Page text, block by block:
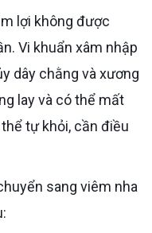
lợi không được
Vi khuẩn xâm nhập
dây chằng và xương
lay và có thể mất
tự khỏi, cần điều